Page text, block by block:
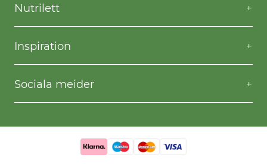
Nutrilett
Kontakta oss
Frågor & svar
Frakt & returer
Köpvillkor
Inspiration
Willpower
Recept
Gå ner i vikt
Sociala meider
Facebook